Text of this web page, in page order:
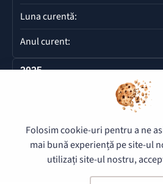
Luna curentă:
Anul curent:
2025
© 2026 Pretura Buiucani - Toate
Folosim cookie-uri pentru a ne
mai bună experiență pe site-ul
utilizați site-ul nostru,